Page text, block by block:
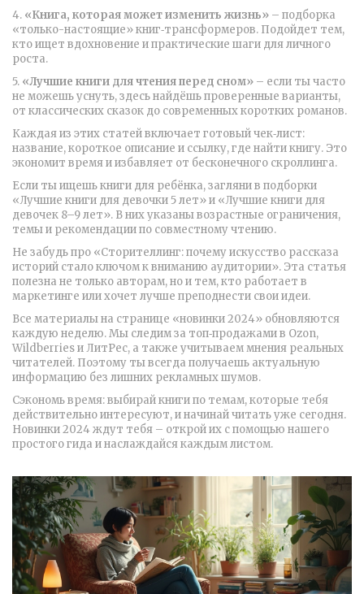
4. «Книга, которая может изменить жизнь» – подборка
«только-настоящие» книг‑трансформеров. Подойдет тем,
кто ищет вдохновение и практические шаги для личного
роста.
5. «Лучшие книги для чтения перед сном» – если ты часто
не можешь уснуть, здесь найдёшь проверенные варианты,
от классических сказок до современных коротких романов.
Каждая из этих статей включает готовый чек‑лист:
название, короткое описание и ссылку, где найти книгу. Это
экономит время и избавляет от бесконечного скроллинга.
Если ты ищешь книги для ребёнка, загляни в подборки
«Лучшие книги для девочки 5 лет» и «Лучшие книги для
девочек 8–9 лет». В них указаны возрастные ограничения,
темы и рекомендации по совместному чтению.
Не забудь про «Сторителлинг: почему искусство рассказа
историй стало ключом к вниманию аудитории». Эта статья
полезна не только авторам, но и тем, кто работает в
маркетинге или хочет лучше преподнести свои идеи.
Все материалы на странице «новинки 2024» обновляются
каждую неделю. Мы следим за топ‑продажами в Ozon,
Wildberries и ЛитРес, а также учитываем мнения реальных
читателей. Поэтому ты всегда получаешь актуальную
информацию без лишних рекламных шумов.
Сэкономь время: выбирай книги по темам, которые тебя
действительно интересуют, и начинай читать уже сегодня.
Новинки 2024 ждут тебя – открой их с помощью нашего
простого гида и наслаждайся каждым листом.